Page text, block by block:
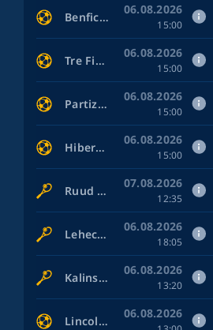
Benfica — Hearts
06.08.2026
15:00
Tre Fiori — KF Drita
06.08.2026
15:00
Partizan Belgrade — Tobol
06.08.2026
15:00
Hibernian — Shkendija
06.08.2026
15:00
Ruud Casper — Fonseca Joao
07.08.2026
12:35
Lehecka Jiri — Blockx Alexander
06.08.2026
18:05
Kalinskaya Anna — Shnaider Diana
06.08.2026
13:20
Lincoln — Omonia Nicosia FC
06.08.2026